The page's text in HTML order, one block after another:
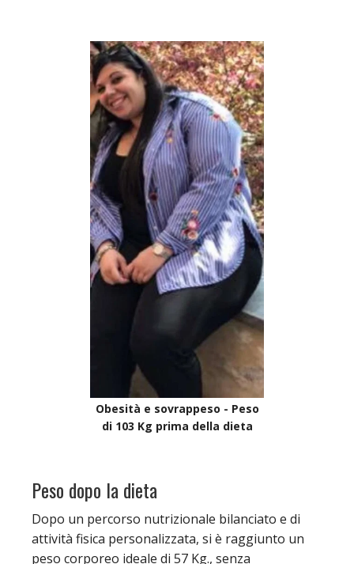
Obesità e sovrappeso - Peso
di 103 Kg prima della dieta
Peso dopo la dieta
Dopo un percorso nutrizionale bilanciato e di
attività fisica personalizzata, si è raggiunto un
peso corporeo ideale di 57 Kg., senza